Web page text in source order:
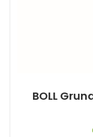
BOLL